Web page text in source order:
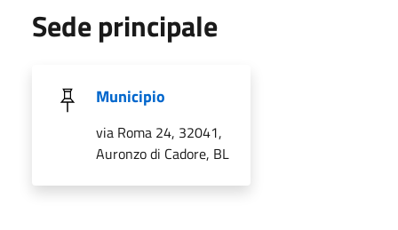
Sede principale
Municipio
via Roma 24, 32041,
Auronzo di Cadore, BL